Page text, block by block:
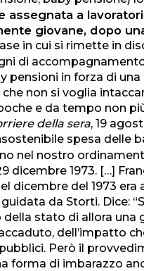
assegnata a
giovane, dopo
in cui si rimette in
di
pensioni in forza di
che non si voglia
e da tempo non
della sera, 19
spesa delle
nel nostro
dicembre 1973. […]
dicembre del 1973
da Storti. Dice:
della stato di allora una
dell’impatto
Però il
forma di imbarazzo